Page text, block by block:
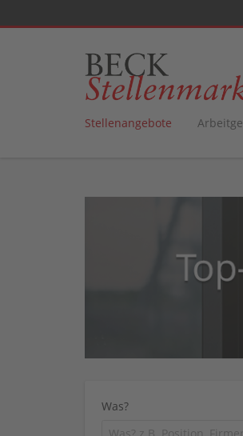
Stellenangebote
Was?